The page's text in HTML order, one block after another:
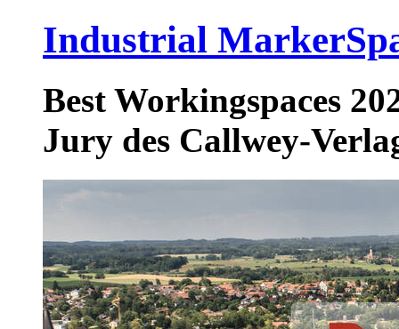
Industrial
Best Workingspaces
Jury des Callwey-